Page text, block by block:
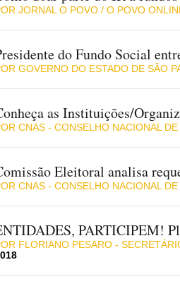
JORNAL O POVO / O POVO
do Fundo Social
GOVERNO DO ESTADO DE SÃO
as Instituições/
CNAS - CONSELHO NACIONAL
Eleitoral analisa
CNAS - CONSELHO NACIONAL
PARTICIPEM!
FLORIANO PESARO -